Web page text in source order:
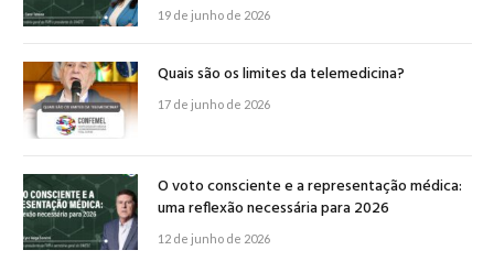
19 de junho de 2026
Quais são os limites da telemedicina?
17 de junho de 2026
O voto consciente e a representação médica:
uma reflexão necessária para 2026
12 de junho de 2026